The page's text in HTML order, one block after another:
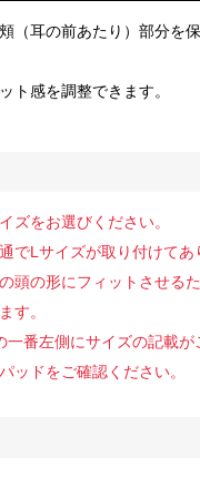
（耳の前あたり）部分を
ト感を調整できます。
ズをお選びください。
でLサイズが取り付けてあ
頭の形にフィットさせる
す。
番左側にサイズの記載が
ッドをご確認ください。